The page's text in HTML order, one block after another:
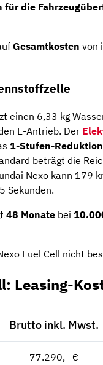
die
Gesamtkosten von
einen 6,33 kg
E-Antrieb. Der
1-Stufen-
beträgt die
Nexo kann 179
Sekunden.
48 Monate bei
Fuel Cell nicht
Leasing-
Brutto inkl. Mwst.
77.290,--€